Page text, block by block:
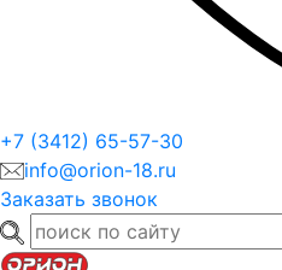
+7 (3412) 65-57-30
info@orion-18.ru
Заказать звонок